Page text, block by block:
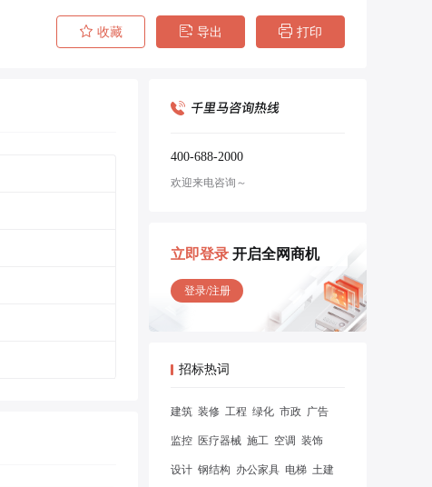
收藏 导出 打印
400-688-2000
欢迎来电咨询～
立即登录 开启全网商机
登录/注册
招标热词
建筑 装修 工程 绿化 市政 广告
监控 医疗器械 施工 空调 装饰
设计 钢结构 办公家具 电梯 土建